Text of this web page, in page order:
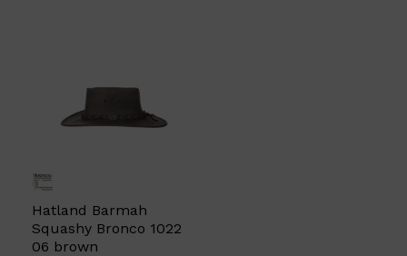
Hatland Barmah
Squashy Bronco 1022
06 brown